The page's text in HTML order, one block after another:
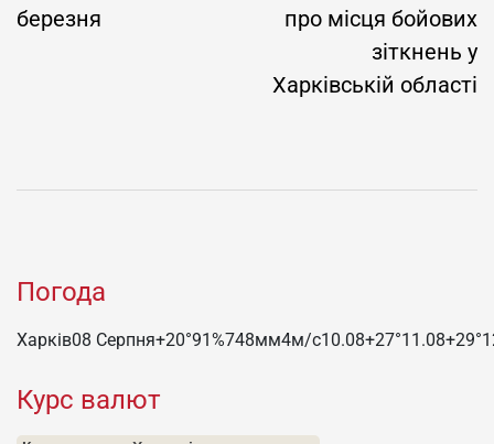
березня
про місця бойових
зіткнень у
Харківській області
Погода
Харків08 Серпня+20°91%748мм4м/c10.08+27°11.08+29°
Курс валют